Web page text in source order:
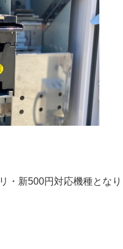
・新500円対応機種となり